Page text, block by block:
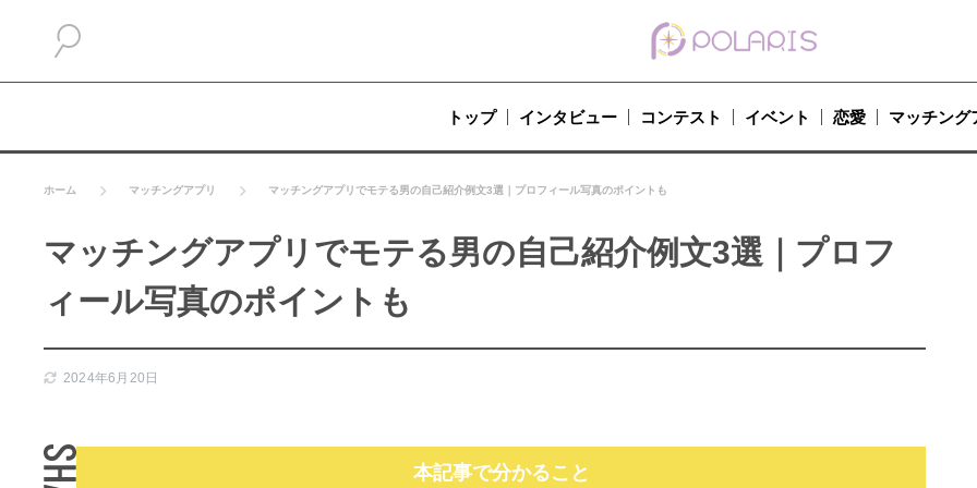
トップ インタビュー コンテスト イベント 恋愛 マッチング
ホーム マッチングアプリ マッチングアプリでモテる男の自己紹介例文3選｜プロフィール写真のポイントも
マッチングアプリでモテる男の自己紹介例文3選｜プロフ
ィール写真のポイントも
2024年6月20日
本記事で分かること